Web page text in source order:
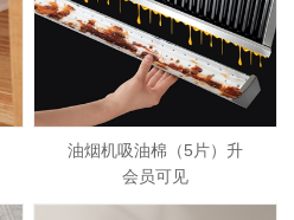
油烟机吸油棉（5片）升
会员可见